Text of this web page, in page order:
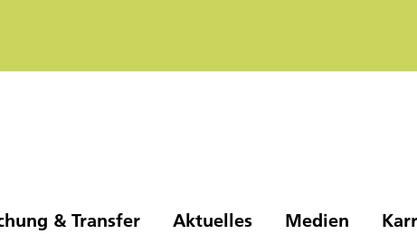
& Transfer Aktuelles Medien